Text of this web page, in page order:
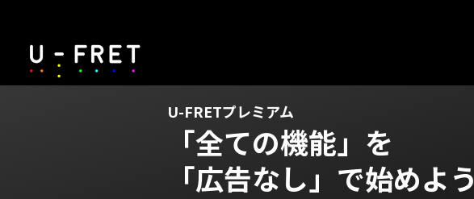
U-FRETプレミアム
「全ての機能」を
「広告なし」で始めよう